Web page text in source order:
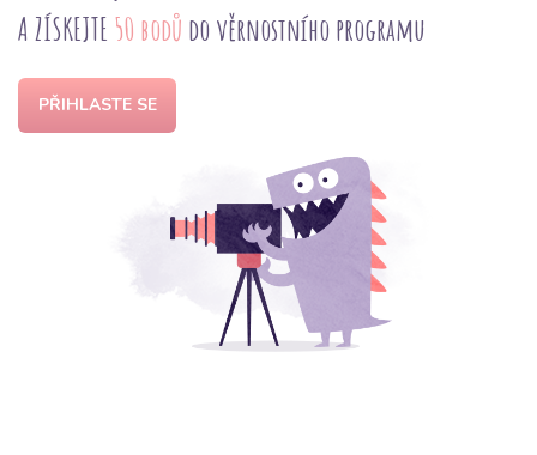
A ZÍSKEJTE 50 bodů do věrnostního programu
PŘIHLASTE SE